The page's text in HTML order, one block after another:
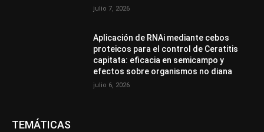
julio 7, 2026
Aplicación de RNAi mediante cebos
proteicos para el control de Ceratitis
capitata: eficacia en semicampo y
efectos sobre organismos no diana
julio 6, 2026
TEMÁTICAS